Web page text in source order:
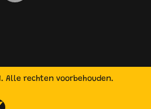
Alle rechten voorbehouden.